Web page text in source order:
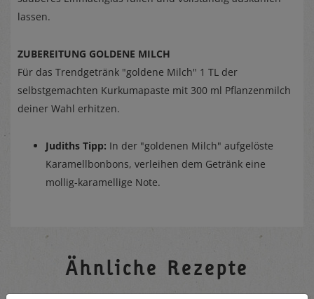
lassen.
ZUBEREITUNG GOLDENE MILCH
Für das Trendgetränk "goldene Milch" 1 TL der
selbstgemachten Kurkumapaste mit 300 ml Pflanzenmilch
deiner Wahl erhitzen.
Judiths Tipp: In der "goldenen Milch" aufgelöste
Karamellbonbons, verleihen dem Getränk eine
mollig-karamellige Note.
Ähnliche Rezepte